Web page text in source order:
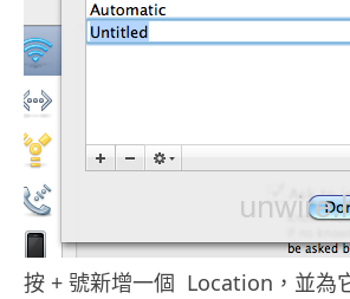
按 + 號新增一個 Location，並為